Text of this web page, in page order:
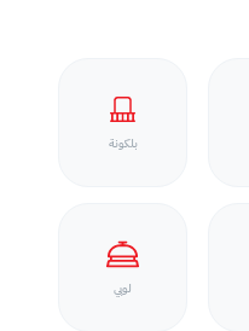
بلكونة
لوبي